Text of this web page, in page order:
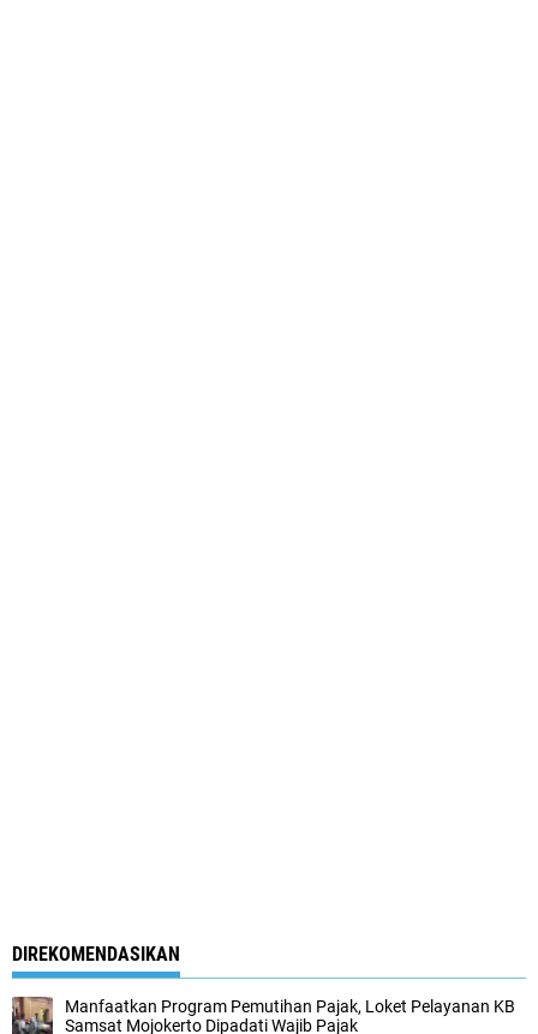
DIREKOMENDASIKAN
Manfaatkan Program Pemutihan Pajak, Loket Pelayanan KB
Samsat Mojokerto Dipadati Wajib Pajak